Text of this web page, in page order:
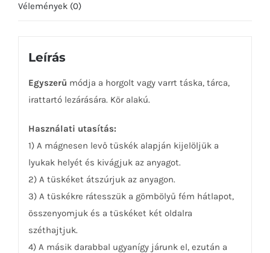
Vélemények (0)
Leírás
Egyszerű módja a horgolt vagy varrt táska, tárca,
irattartó lezárására. Kör alakú.
Használati utasítás:
1) A mágnesen levő tüskék alapján kijelöljük a
lyukak helyét és kivágjuk az anyagot.
2) A tüskéket átszúrjuk az anyagon.
3) A tüskékre rátesszük a gömbölyű fém hátlapot,
összenyomjuk és a tüskéket két oldalra
széthajtjuk.
4) A másik darabbal ugyanígy járunk el, ezután a